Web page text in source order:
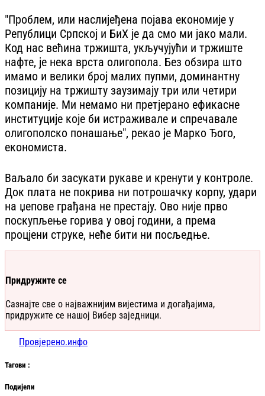
"Проблем, или наслијеђена појава економије у
Републици Српској и БиХ је да смо ми јако мали.
Код нас већина тржишта, укључујући и тржиште
нафте, је нека врста олигопола. Без обзира што
имамо и велики број малих пупми, доминантну
позицију на тржишту заузимају три или четири
компаније. Ми немамо ни претјерано ефикасне
институције које би истраживале и спречавале
олигополско понашање", рекао је Марко Ђого,
економиста.
Ваљало би засукати рукаве и кренути у контроле.
Док плата не покрива ни потрошачку корпу, удари
на џепове грађана не престају. Ово није прво
поскупљење горива у овој години, а према
процјени струке, неће бити ни посљедње.
Придружите се
Сазнајте све о најважнијим вијестима и догађајима,
придружите се нашој Вибер заједници.
Провјерено.инфо
Тагови :
Подијели